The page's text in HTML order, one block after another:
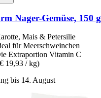
Nager-​Gemüse, 150 g
Mais & Petersilie
für Meerschweinchen
Extraportion Vitamin C
19,93 / kg)
bis 14. August